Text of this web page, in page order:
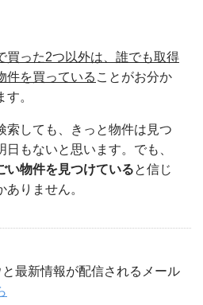
買った2つ以外は、誰でも取得
件を買っている ことがお分か
。
索しても、きっと物件は見つ
もないと思います。でも、
い物件を見つけていると信じ
りません。
最新情報が配信されるメール